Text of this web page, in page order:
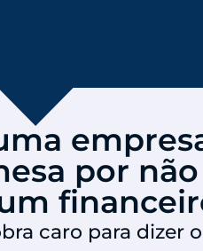
por
caro para dizer